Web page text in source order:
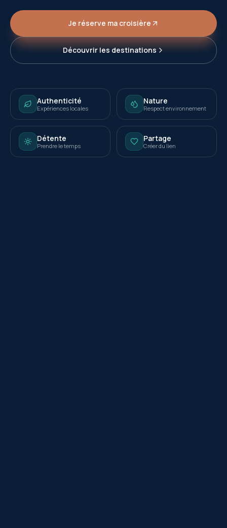
Je réserve ma croisière
Découvrir les destinations
Authenticité
Expériences locales
Nature
Respect environnement
Détente
Prendre le temps
Partage
Créer du lien